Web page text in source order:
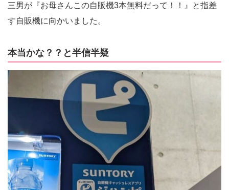
三男が『お母さんこの自販機3本無料だって！！』と指差
す自販機に向かいました。
本当かな？？と半信半疑